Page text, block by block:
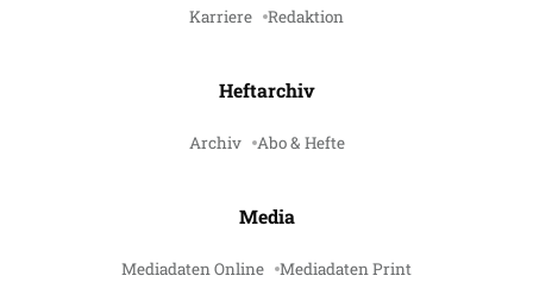
Karriere Redaktion
Heftarchiv
Archiv Abo & Hefte
Media
Mediadaten Online Mediadaten Print